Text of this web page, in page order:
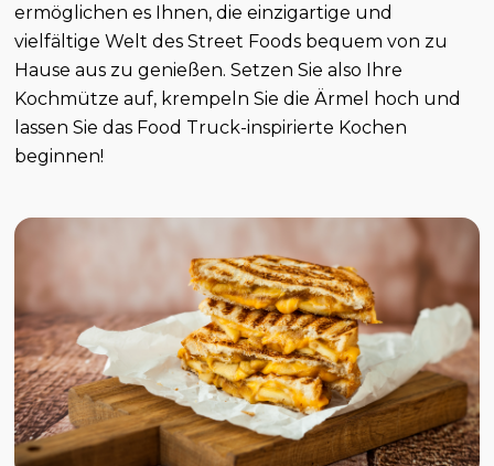
ermöglichen es Ihnen, die einzigartige und
vielfältige Welt des Street Foods bequem von zu
Hause aus zu genießen. Setzen Sie also Ihre
Kochmütze auf, krempeln Sie die Ärmel hoch und
lassen Sie das Food Truck-inspirierte Kochen
beginnen!